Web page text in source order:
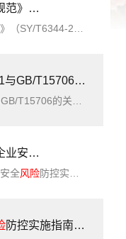
版下载】
【全文附高清无水印PDF+Word版下载】
安全
全风险防控实施指南》（T/SCSWXHXPXH04-2023）【全文附高清无水印PDF+DOC/Word版下载】简介：本文件规定了四川省氯碱、聚氯乙烯企业安全
防控实施指南》（T/SCSWXHXPXH01-2023）【全文附高清PDF+Word版下载】